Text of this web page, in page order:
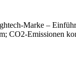
Marke –
CO2-Emissionen